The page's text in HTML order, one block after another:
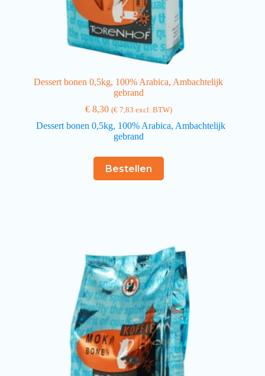
Dessert bonen 0,5kg, 100% Arabica, Ambachtelijk
gebrand
€8,30 (€7,83 excl. BTW)
Dessert bonen 0,5kg, 100% Arabica, Ambachtelijk
gebrand
Bestellen